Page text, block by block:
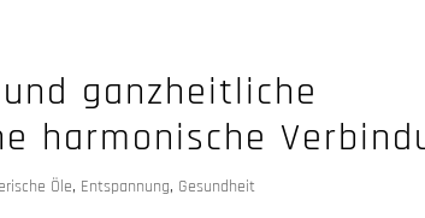
ganzheitliche
harmonische
Öle, Entspannung, Gesundheit